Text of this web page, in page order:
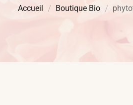
Accueil Boutique Bio